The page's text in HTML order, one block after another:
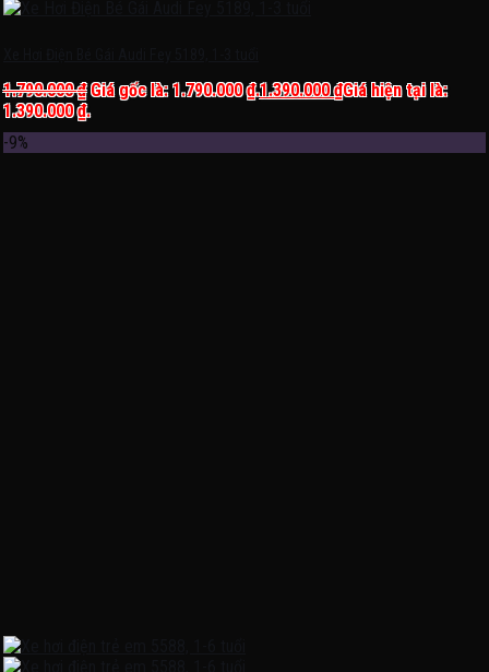
1.790.000₫ Giá gốc là: 1.790.000 ₫.1.390.000₫Giá hiện tại là:
1.390.000 ₫.
-9%